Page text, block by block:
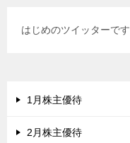
はじめのツイッターです
1月株主優待
2月株主優待